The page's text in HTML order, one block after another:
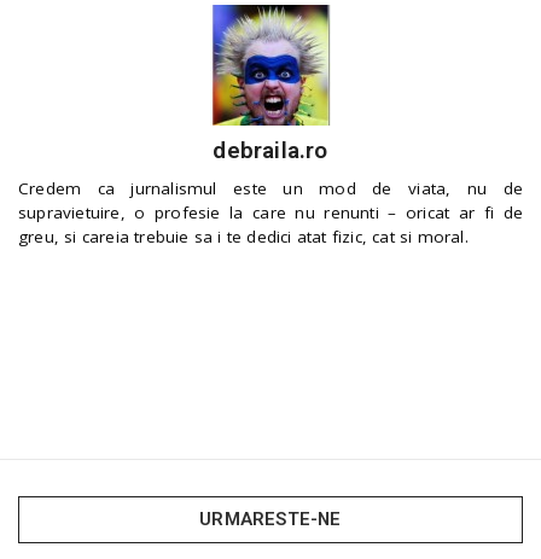
debraila.ro
Credem ca jurnalismul este un mod de viata, nu de
supravietuire, o profesie la care nu renunti – oricat ar fi de
greu, si careia trebuie sa i te dedici atat fizic, cat si moral.
URMARESTE-NE